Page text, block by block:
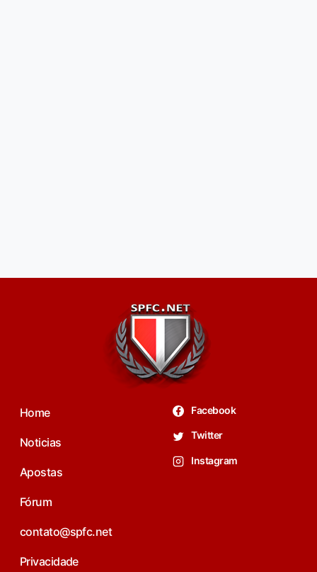
Home
Noticias
Apostas
Fórum
contato@spfc.net
Privacidade
Facebook
Twitter
Instagram